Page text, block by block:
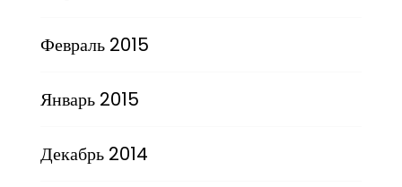
Февраль 2015
Январь 2015
Декабрь 2014